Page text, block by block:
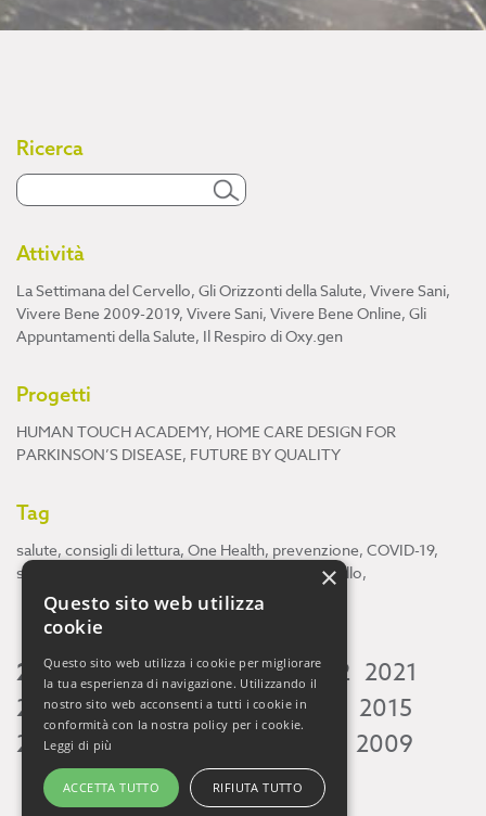
Ricerca
Attività
La Settimana del Cervello, Gli Orizzonti della Salute, Vivere Sani,
Vivere Bene 2009-2019, Vivere Sani, Vivere Bene Online, Gli
Appuntamenti della Salute, Il Respiro di Oxy.gen
Progetti
HUMAN TOUCH ACADEMY, HOME CARE DESIGN FOR
PARKINSON’S DISEASE, FUTURE BY QUALITY
Tag
salute, consigli di lettura, One Health, prevenzione, COVID-19,
scienza
cervello,
2026 2025 2024 2023 2022 2021
2020 2019 2018 2017 2016
2015
2014 2013 2009
×
Questo sito web utilizza
cookie
Questo sito web utilizza i cookie per migliorare
la tua esperienza di navigazione. Utilizzando il
nostro sito web acconsenti a tutti i cookie in
conformità con la nostra policy per i cookie.
Leggi di più
ACCETTA TUTTO RIFIUTA TUTTO